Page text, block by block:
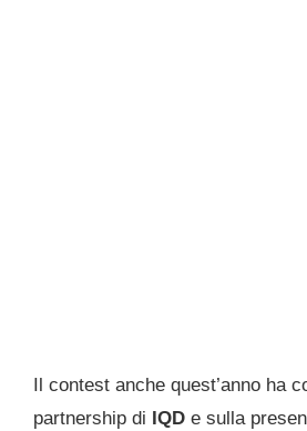
Il contest anche quest’anno ha
partnership di IQD e sulla